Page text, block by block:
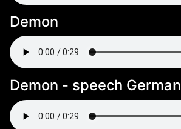
Demon
Demon - speech German